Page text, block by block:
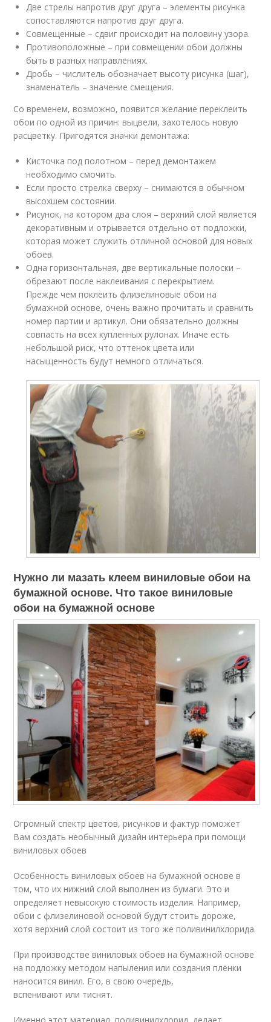
Две стрелы напротив друг друга – элементы рисунка
сопоставляются напротив друг друга.
Совмещенные – сдвиг происходит на половину узора.
Противоположные – при совмещении обои должны
быть в разных направлениях.
Дробь – числитель обозначает высоту рисунка (шаг),
знаменатель – значение смещения.
Со временем, возможно, появится желание переклеить
обои по одной из причин: выцвели, захотелось новую
расцветку. Пригодятся значки демонтажа:
Кисточка под полотном – перед демонтажем
необходимо смочить.
Если просто стрелка сверху – снимаются в обычном
высохшем состоянии.
Рисунок, на котором два слоя – верхний слой является
декоративным и отрывается отдельно от подложки,
которая может служить отличной основой для новых
обоев.
Одна горизонтальная, две вертикальные полоски –
обрезают после наклеивания с перекрытием.
Прежде чем поклеить флизелиновые обои на
бумажной основе, очень важно прочитать и сравнить
номер партии и артикул. Они обязательно должны
совпасть на всех купленных рулонах. Иначе есть
небольшой риск, что оттенок цвета или
насыщенность будут немного отличаться.
Нужно ли мазать клеем виниловые обои на
бумажной основе. Что такое виниловые
обои на бумажной основе
Огромный спектр цветов, рисунков и фактур поможет
Вам создать необычный дизайн интерьера при помощи
виниловых обоев
Особенность виниловых обоев на бумажной основе в
том, что их нижний слой выполнен из бумаги. Это и
определяет невысокую стоимость изделия. Например,
обои с флизелиновой основой будут стоить дороже,
хотя верхний слой состоит из того же поливинилхлорида.
При производстве виниловых обоев на бумажной основе
на подложку методом напыления или создания плёнки
наносится винил. Его, в свою очередь,
вспенивают или тиснят.